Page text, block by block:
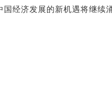
经济发展的新机遇将继续